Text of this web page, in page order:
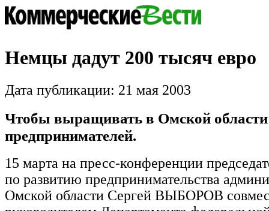
Немцы дадут 200 тысяч евро
Дата публикации: 21 мая 2003
Чтобы выращивать в Омской области
предпринимателей.
15 марта на пресс-конференции
по развитию предпринимательства
Омской области Сергей ВЫБОРОВ